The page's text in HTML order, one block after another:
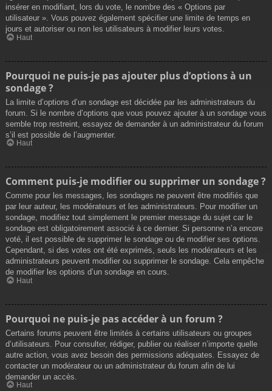
insérer en modifiant, lors du vote, le nombre des « Options par
utilisateur ». Vous pouvez également spécifier une limite de temps en
jours et autoriser ou non les utilisateurs à modifier leurs votes.
Haut
Pourquoi ne puis-je pas ajouter plus d’options à un
sondage ?
La limite d’options d’un sondage est décidée par les administrateurs du
forum. Si le nombre d’options que vous pouvez ajouter à un sondage vous
semble trop restreint, essayez de demander à un administrateur du forum
s’il est possible de l’augmenter.
Haut
Comment puis-je modifier ou supprimer un sondage ?
Comme pour les messages, les sondages ne peuvent être modifiés que
par leur auteur, les modérateurs et les administrateurs. Pour modifier un
sondage, modifiez tout simplement le premier message du sujet car le
sondage est obligatoirement associé à ce dernier. Si personne n’a encore
voté, il est possible de supprimer le sondage ou de modifier ses options.
Cependant, si des votes ont été exprimés, seuls les modérateurs et les
administrateurs peuvent modifier ou supprimer le sondage. Cela empêche
de modifier les options d’un sondage en cours.
Haut
Pourquoi ne puis-je pas accéder à un forum ?
Certains forums peuvent être limités à certains utilisateurs ou groupes
d’utilisateurs. Pour consulter, rédiger, publier ou réaliser n’importe quelle
autre action, vous avez besoin des permissions adéquates. Essayez de
contacter un modérateur ou un administrateur du forum afin de lui
demander un accès.
Haut